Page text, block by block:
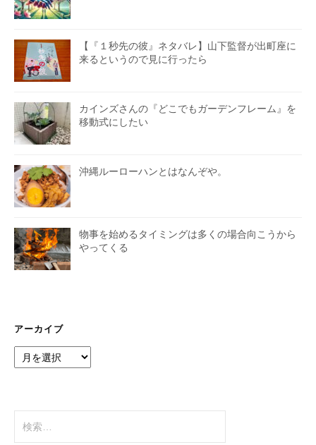
【『１秒先の彼』ネタバレ】山下監督が出町座に
来るというので見に行ったら
カインズさんの『どこでもガーデンフレーム』を
移動式にしたい
沖縄ルーローハンとはなんぞや。
物事を始めるタイミングは多くの場合向こうから
やってくる
アーカイブ
ー
索: